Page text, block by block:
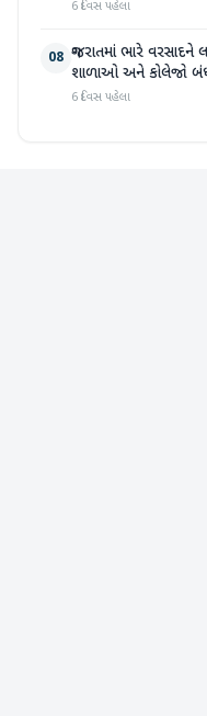
6 દિવસ પહેલા
08 ગુજરાતમાં ભારે
શાળાઓ અને કોલેજો
6 દિવસ પહેલા